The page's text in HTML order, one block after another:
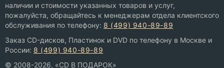
наличии и стоимости указанных товаров и услуг,
пожалуйста, обращайтесь к менеджерам отдела клиентского
обслуживания по телефону: 8 (499) 940-89-89
Заказ CD-дисков, Пластинок и DVD по телефону в Москве и
России: 8 (499) 940-89-89
© 2008-2026, «CD В ПОДАРОК»